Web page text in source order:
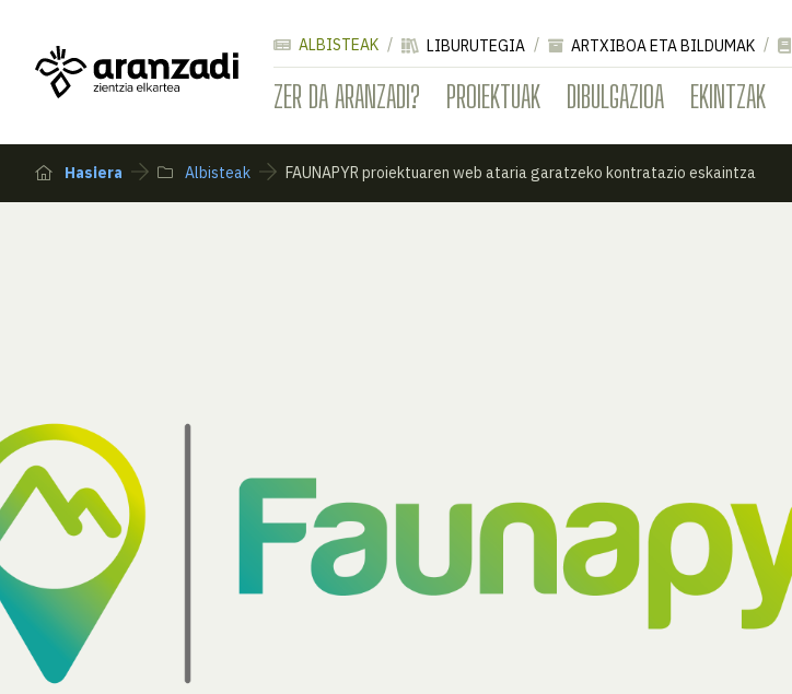
ZER DA ARANZADI? PROIEKTUAK DIBULGAZIOA EKINTZAK
ALBISTEAK LIBURUTEGIA ARTXIBOA ETA BILDUMAK
Hasiera Albisteak FAUNAPYR proiektuaren web ataria garatzeko kontratazio eskaintza